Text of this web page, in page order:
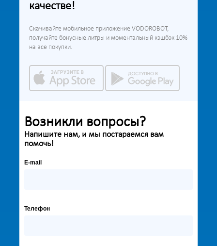
качестве!
Скачивайте мобильное приложение VODOROBOT,
получайте бонусные литры и моментальный кэшбэк 10%
на все покупки.
Возникли вопросы?
Напишите нам, и мы постараемся вам
помочь!
E-mail
Телефон